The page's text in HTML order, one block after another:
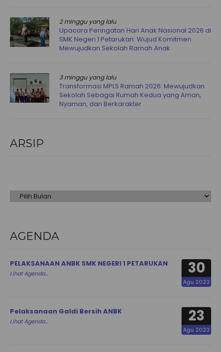
2 minggu yang lalu
Upacara Peringatan Hari Anak Nasional 2026 di
SMK Negeri 1 Petarukan: Wujud Komitmen
Mewujudkan Sekolah Ramah Anak
3 minggu yang lalu
Transformasi MPLS Ramah 2026: Mewujudkan
Sekolah Sebagai Rumah Kedua yang Aman,
Nyaman, dan Berkarakter
ARSIP
AGENDA
30
Agu 2023
PELAKSANAAN ANBK SMK NEGERI 1 PETARUKAN
Lihat Agenda...
23
Agu 2023
Pelaksanaan Galdi Bersih ANBK
Lihat Agenda...